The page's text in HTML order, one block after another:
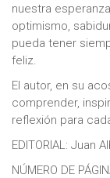
nuestra
optimismo,
pueda tener
feliz.
El autor, en su
comprender,
reflexión para
EDITORIAL: Juan
NÚMERO DE